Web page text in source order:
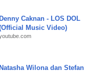
Denny Caknan - LOS DOL
Music Video)
Natasha Wilona dan Stefan